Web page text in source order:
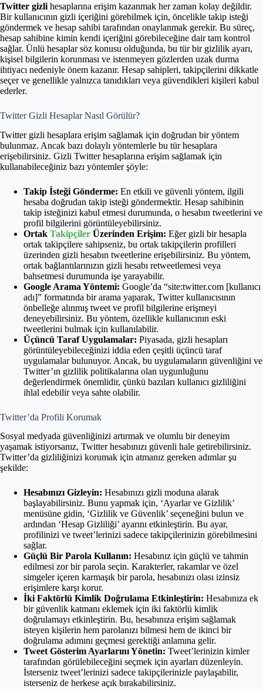
Twitter gizli hesaplarına erişim kazanmak her zaman kolay değildir.
Bir kullanıcının gizli içeriğini görebilmek için, öncelikle takip isteği
göndermek ve hesap sahibi tarafından onaylanmak gerekir. Bu süreç,
hesap sahibine kimin kendi içeriğini görebileceğine dair tam kontrol
sağlar. Ünlü hesaplar söz konusu olduğunda, bu tür bir gizlilik ayarı,
kişisel bilgilerin korunması ve istenmeyen gözlerden uzak durma
ihtiyacı nedeniyle önem kazanır. Hesap sahipleri, takipçilerini dikkatle
seçer ve genellikle yalnızca tanıdıkları veya güvendikleri kişileri kabul
ederler.
Twitter Gizli Hesaplar Nasıl Görülür?
Twitter gizli hesaplara erişim sağlamak için doğrudan bir yöntem
bulunmaz. Ancak bazı dolaylı yöntemlerle bu tür hesaplara
erişebilirsiniz. Gizli Twitter hesaplarına erişim sağlamak için
kullanabileceğiniz bazı yöntemler şöyle:
Takip İsteği Gönderme: En etkili ve güvenli yöntem, ilgili
hesaba doğrudan takip isteği göndermektir. Hesap sahibinin
takip isteğinizi kabul etmesi durumunda, o hesabın tweetlerini ve
profil bilgilerini görüntüleyebilirsiniz.
Ortak Takipçiler Üzerinden Erişim: Eğer gizli bir hesapla
ortak takipçilere sahipseniz, bu ortak takipçilerin profilleri
üzerinden gizli hesabın tweetlerine erişebilirsiniz. Bu yöntem,
ortak bağlantılarınızın gizli hesabı retweetlemesi veya
bahsetmesi durumunda işe yarayabilir.
Google Arama Yöntemi: Google’da “site:twitter.com [kullanıcı
adı]” formatında bir arama yaparak, Twitter kullanıcısının
önbelleğe alınmış tweet ve profil bilgilerine erişmeyi
deneyebilirsiniz. Bu yöntem, özellikle kullanıcının eski
tweetlerini bulmak için kullanılabilir.
Üçüncü Taraf Uygulamalar: Piyasada, gizli hesapları
görüntüleyebileceğinizi iddia eden çeşitli üçüncü taraf
uygulamalar bulunuyor. Ancak, bu uygulamaların güvenliğini ve
Twitter’ın gizlilik politikalarına olan uygunluğunu
değerlendirmek önemlidir, çünkü bazıları kullanıcı gizliliğini
ihlal edebilir veya sahte olabilir.
Twitter’da Profili Korumak
Sosyal medyada güvenliğinizi artırmak ve olumlu bir deneyim
yaşamak istiyorsanız, Twitter hesabınızı güvenli hale getirebilirsiniz.
Twitter’da gizliliğinizi korumak için atmanız gereken adımlar şu
şekilde:
Hesabınızı Gizleyin: Hesabınızı gizli moduna alarak
başlayabilirsiniz. Bunu yapmak için, ‘Ayarlar ve Gizlilik’
menüsüne gidin, ‘Gizlilik ve Güvenlik’ seçeneğini bulun ve
ardından ‘Hesap Gizliliği’ ayarını etkinleştirin. Bu ayar,
profilinizi ve tweet’lerinizi sadece takipçilerinizin görebilmesini
sağlar.
Güçlü Bir Parola Kullanın: Hesabınız için güçlü ve tahmin
edilmesi zor bir parola seçin. Karakterler, rakamlar ve özel
simgeler içeren karmaşık bir parola, hesabınızı olası izinsiz
erişimlere karşı korur.
İki Faktörlü Kimlik Doğrulama Etkinleştirin: Hesabınıza ek
bir güvenlik katmanı eklemek için iki faktörlü kimlik
doğrulamayı etkinleştirin. Bu, hesabınıza erişim sağlamak
isteyen kişilerin hem parolanızı bilmesi hem de ikinci bir
doğrulama adımını geçmesi gerektiği anlamına gelir.
Tweet Gösterim Ayarlarını Yönetin: Tweet’lerinizin kimler
tarafından görülebileceğini seçmek için ayarları düzenleyin.
İsterseniz tweet’lerinizi sadece takipçilerinizle paylaşabilir,
isterseniz de herkese açık bırakabilirsiniz.